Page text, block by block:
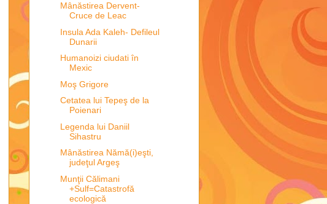
Mânăstirea Dervent-
Cruce de Leac
Insula Ada Kaleh- Defileul
Dunarii
Humanoizi ciudati în
Mexic
Moş Grigore
Cetatea lui Tepeş de la
Poienari
Legenda lui Daniil
Sihastru
Mânăstirea Nămă(i)eşti,
judeţul Argeş
Munţii Călimani
+Sulf=Catastrofă
ecologică